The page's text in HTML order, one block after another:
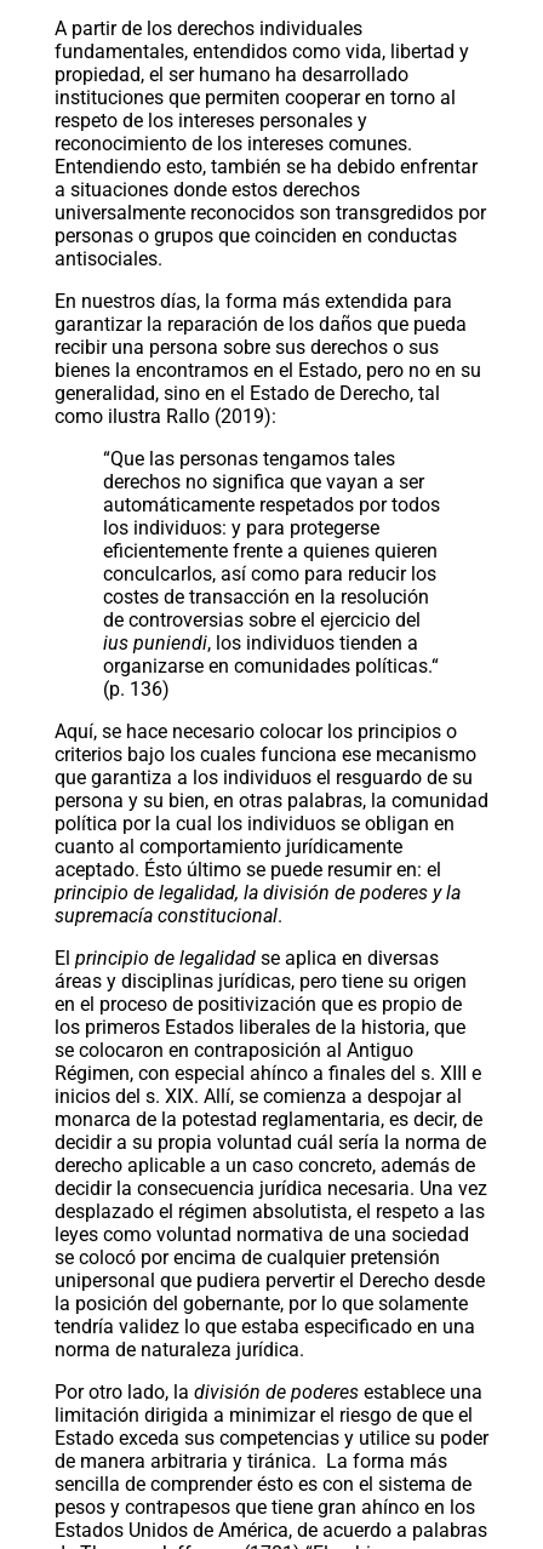
A partir de los derechos individuales
fundamentales, entendidos como vida, libertad y
propiedad, el ser humano ha desarrollado
instituciones que permiten cooperar en torno al
respeto de los intereses personales y
reconocimiento de los intereses comunes.
Entendiendo esto, también se ha debido enfrentar
a situaciones donde estos derechos
universalmente reconocidos son transgredidos por
personas o grupos que coinciden en conductas
antisociales.
En nuestros días, la forma más extendida para
garantizar la reparación de los daños que pueda
recibir una persona sobre sus derechos o sus
bienes la encontramos en el Estado, pero no en su
generalidad, sino en el Estado de Derecho, tal
como ilustra Rallo (2019):
“Que las personas tengamos tales
derechos no significa que vayan a ser
automáticamente respetados por todos
los individuos: y para protegerse
eficientemente frente a quienes quieren
conculcarlos, así como para reducir los
costes de transacción en la resolución
de controversias sobre el ejercicio del
ius puniendi, los individuos tienden a
organizarse en comunidades políticas.“
(p. 136)
Aquí, se hace necesario colocar los principios o
criterios bajo los cuales funciona ese mecanismo
que garantiza a los individuos el resguardo de su
persona y su bien, en otras palabras, la comunidad
política por la cual los individuos se obligan en
cuanto al comportamiento jurídicamente
aceptado. Ésto último se puede resumir en: el
principio de legalidad, la división de poderes y la
supremacía constitucional.
El principio de legalidad se aplica en diversas
áreas y disciplinas jurídicas, pero tiene su origen
en el proceso de positivización que es propio de
los primeros Estados liberales de la historia, que
se colocaron en contraposición al Antiguo
Régimen, con especial ahínco a finales del s. XIII e
inicios del s. XIX. Allí, se comienza a despojar al
monarca de la potestad reglamentaria, es decir, de
decidir a su propia voluntad cuál sería la norma de
derecho aplicable a un caso concreto, además de
decidir la consecuencia jurídica necesaria. Una vez
desplazado el régimen absolutista, el respeto a las
leyes como voluntad normativa de una sociedad
se colocó por encima de cualquier pretensión
unipersonal que pudiera pervertir el Derecho desde
la posición del gobernante, por lo que solamente
tendría validez lo que estaba especificado en una
norma de naturaleza jurídica.
Por otro lado, la división de poderesestablece una
limitación dirigida a minimizar el riesgo de que el
Estado exceda sus competencias y utilice su poder
de manera arbitraria y tiránica. La forma más
sencilla de comprender ésto es con el sistema de
pesos y contrapesos que tiene gran ahínco en los
Estados Unidos de América, de acuerdo a palabras